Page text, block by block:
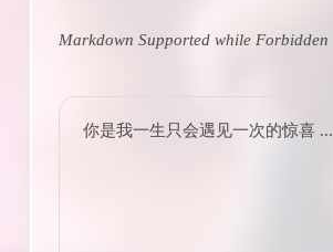
Markdown Supported whileForbidden
你是我一生只会遇见一次的惊喜 ...